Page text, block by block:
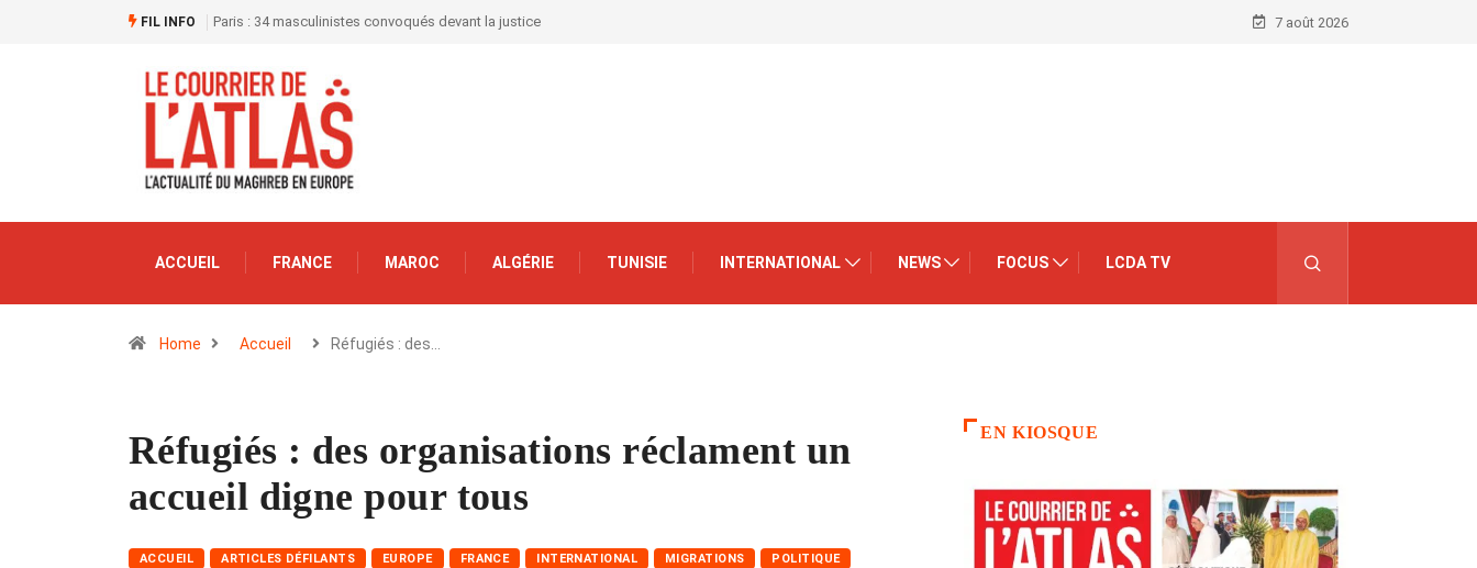
FIL INFO Paris : 34 masculinistes convoqués devant la justice 7 août 2026
ACCUEIL FRANCE MAROC ALGÉRIE TUNISIE INTERNATIONAL NEWS FOCUS LCDA TV
Home Accueil Réfugiés : des…
Réfugiés : des organisations réclament un
accueil digne pour tous
ACCUEIL ARTICLES DÉFILANTS EUROPE FRANCE INTERNATIONAL MIGRATIONS POLITIQUE
EN KIOSQUE